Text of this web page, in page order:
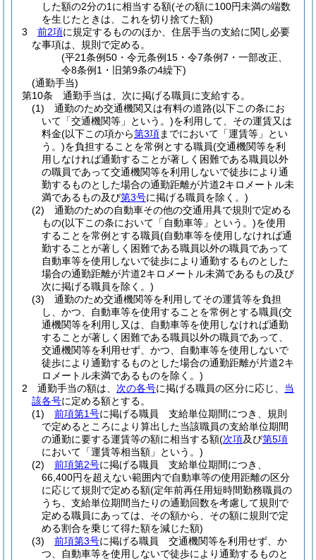
した額の2分の1に相当する額(その額に100円未満の端数
を生じたときは、これを切り捨てた額)
3
前2項に規定するもののほか、住居手当の支給に関し必要
な事項は、規則で定める。
(平21条例50・令元条例15・令7条例7・一部改正、
令8条例1・旧第9条の4繰下)
(通勤手当)
第10条
通勤手当は、次に掲げる職員に支給する。
(1)
通勤のため交通機関又は有料の道路(以下この条にお
いて「交通機関等」という。)を利用して、その運賃又は
料金(以下この項から第3項までにおいて「運賃等」とい
う。)を負担することを常例とする職員(交通機関等を利
用しなければ通勤することが著しく困難である職員以外
の職員であって交通機関等を利用しないで徒歩により通
勤するものとした場合の通勤距離が片道2キロメートル未
満であるもの及び第3号に掲げる職員を除く。)
(2)
通勤のための自動車その他の交通用具で規則で定める
もの(以下この条において「自動車等」という。)を使用
することを常例とする職員(自動車等を使用しなければ通
勤することが著しく困難である職員以外の職員であって
自動車等を使用しないで徒歩により通勤するものとした
場合の通勤距離が片道2キロメートル未満であるもの及び
次に掲げる職員を除く。)
(3)
通勤のため交通機関等を利用してその運賃等を負担
し、かつ、自動車等を使用することを常例とする職員(交
通機関等を利用し又は、自動車等を使用しなければ通勤
することが著しく困難である職員以外の職員であって、
交通機関等を利用せず、かつ、自動車等を使用しないで
徒歩により通勤するものとした場合の通勤距離が片道2キ
ロメートル未満であるものを除く。)
2
通勤手当の額は、 次の各号に掲げる職員の区分に応じ、 当
該各号に定める額とする。
(1)
前項第1号に掲げる職員 支給単位期間につき、規則
で定めるところにより算出した当該職員の支給単位期間
の通勤に要する運賃等の額に相当する額(次項及び第5項
において「運賃等相当額」という。)
(2)
前項第2号に掲げる職員 支給単位期間につき、
66,400円を超えない範囲内で自動車等の使用距離の区分
に応じて規則で定める額(定年前再任用短時間勤務職員の
うち、支給単位期間当たりの通勤回数を考慮して規則で
定める職員にあっては、その額から、その額に規則で定
める割合を乗じて得た額を減じた額)
(3)
前項第3号に掲げる職員 交通機関等を利用せず、か
つ、自動車等を使用しないで徒歩により通勤するものと